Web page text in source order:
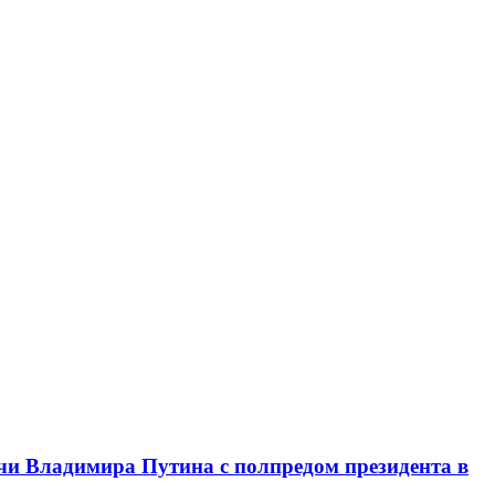
Владимира Путина с полпредом президента в